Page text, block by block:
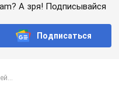
А зря! Подписывайся
Подписаться